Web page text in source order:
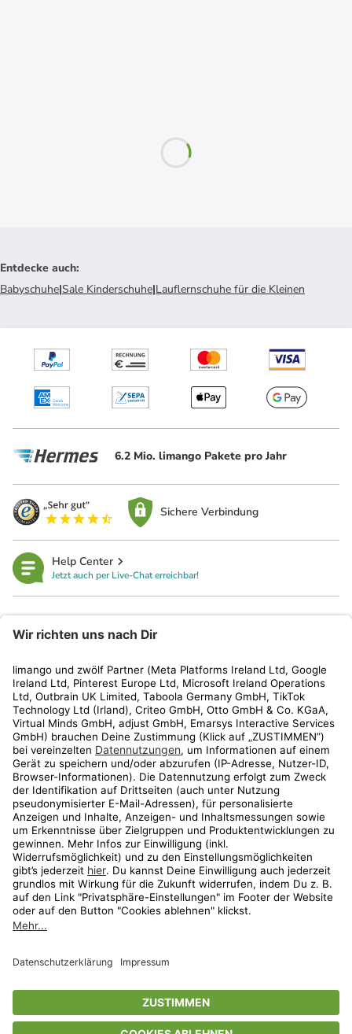
Entdecke auch:
Babyschuhe|Sale Kinderschuhe|Lauflernschuhe für die Kleinen
6.2 Mio. limango Pakete pro Jahr
Sichere Verbindung
Help Center
Jetzt auch per Live-Chat erreichbar!
Kundenservice
Shop
Aktionen
Travel
* Streichpreise entsprechen der unverbindlichen Preisempfehlung des
Herstellers. Prozentangaben beziehen sich auf den Streichpreis.